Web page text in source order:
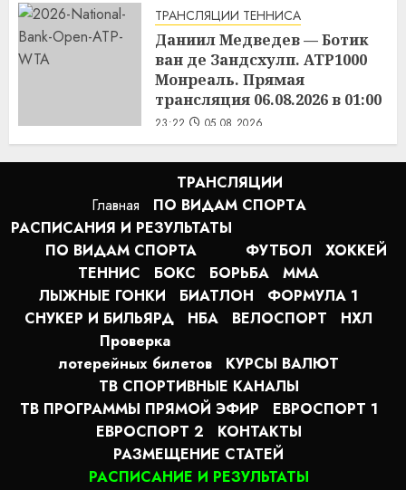
Дикий робот (2024) / The Wild
Robot смотреть онлайн
1:14 06.08.2026
ТРАНСЛЯЦИИ ТЕННИСА
Даниил Медведев — Ботик
ван де Зандсхулп. ATP1000
Монреаль. Прямая
трансляция 06.08.2026 в 01:00
23:22 05.08.2026
Главная
ТРАНСЛЯЦИИ
ПО ВИДАМ СПОРТA
РАСПИСАНИЯ И РЕЗУЛЬТАТЫ
ПО ВИДАМ СПОРТА
ФУТБОЛ
ХОККЕЙ
ТЕННИС
БОКС БОРЬБА
MMA
ЛЫЖНЫЕ ГОНКИ
БИАТЛОН
ФОРМУЛА 1
СНУКЕР И БИЛЬЯРД
НБА ВЕЛОСПОРТ
НХЛ
Проверка
лотерейных билетов
КУРСЫ ВАЛЮТ
ТВ СПОРТИВНЫЕ КАНАЛЫ
ТВ ПРОГРАММЫ ПРЯМОЙ ЭФИР
ЕВРОСПОРТ 1
ЕВРОСПОРТ 2
КОНТАКТЫ
РАЗМЕЩЕНИЕ СТАТЕЙ
РАСПИСАНИЕ И РЕЗУЛЬТАТЫ